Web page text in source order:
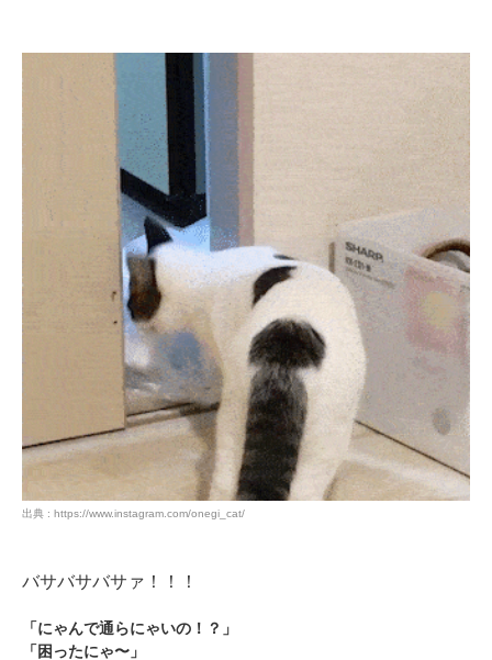
出典 : https://www.instagram.com/onegi_cat/
バサバサバサァ！！！
「にゃんで通らにゃいの！？」
「困ったにゃ〜」
閉じる
いぬ部をフォロー
PECOアプリをダウンロード済みの方
アプリで開く